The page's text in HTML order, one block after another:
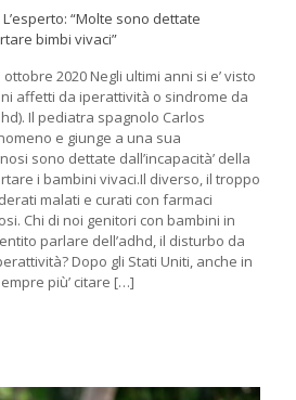
“Molte sono dettate
bimbi vivaci”
2020 Negli ultimi anni si e’ visto
affetti da iperattività o sindrome da
Il pediatra spagnolo Carlos
e giunge a una sua
sono dettate dall’incapacità’ della
i bambini vivaci.Il diverso, il troppo
malati e curati con farmaci
Chi di noi genitori con bambini in
parlare dell’adhd, il disturbo da
Dopo gli Stati Uniti, anche in
più’ citare […]